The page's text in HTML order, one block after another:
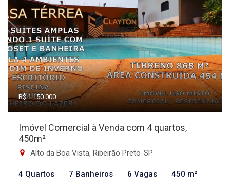
R$ 1.150.000
Imóvel Comercial à Venda com 4 quartos,
450m²
Alto da Boa Vista, Ribeirão Preto-SP
4 Quartos 7 Banheiros 6 Vagas 450 m²